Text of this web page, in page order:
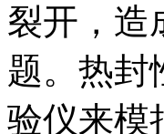
裂开，造
题。热封
验仪来模